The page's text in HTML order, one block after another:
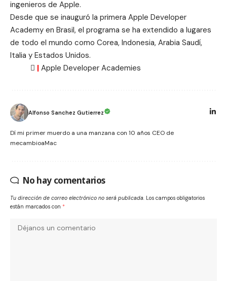
ingenieros de Apple.
Desde que se inauguró la primera Apple Developer
Academy en Brasil, el programa se ha extendido a lugares
de todo el mundo como Corea, Indonesia, Arabia Saudí,
Italia y Estados Unidos.
 | Apple Developer Academies
Alfonso Sanchez Gutierrez
Dí mi primer muerdo a una manzana con 10 años CEO de
mecambioaMac
No hay comentarios
Tu dirección de correo electrónico no será publicada. Los campos obligatorios
están marcados con *